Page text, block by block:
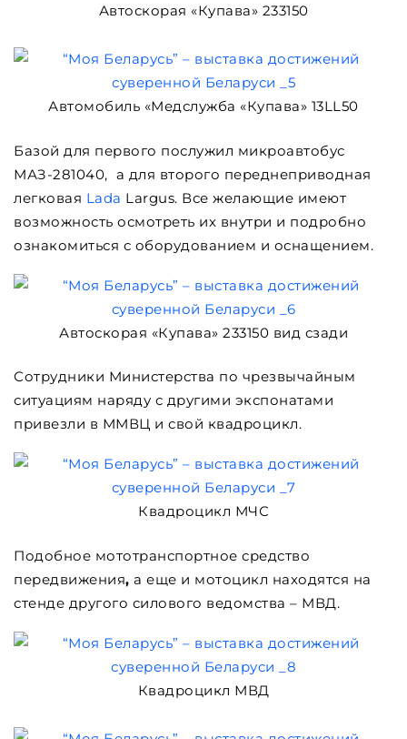
Автоскорая «Купава» 233150
Автомобиль «Медслужба «Купава» 13LL50
Базой для первого послужил микроавтобус
МАЗ-281040, а для второго переднеприводная
легковая Lada Largus. Все желающие имеют
возможность осмотреть их внутри и подробно
ознакомиться с оборудованием и оснащением.
Автоскорая «Купава» 233150 вид сзади
Сотрудники Министерства по чрезвычайным
ситуациям наряду с другими экспонатами
привезли в ММВЦ и свой квадроцикл.
Квадроцикл МЧС
Подобное мототранспортное средство
передвижения, а еще и мотоцикл находятся на
стенде другого силового ведомства – МВД.
Квадроцикл МВД